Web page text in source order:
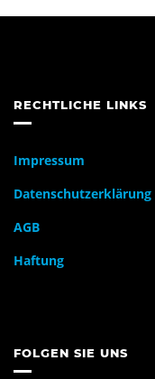
RECHTLICHE LINKS
Impressum
Datenschutzerklärung
AGB
Haftung
FOLGEN SIE UNS